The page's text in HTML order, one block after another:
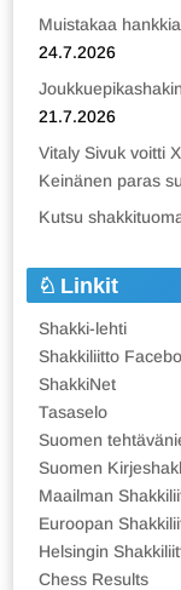
Muistakaa
24.7.2026
21.7.2026
Vitaly Sivuk voitti
Keinänen paras
Kutsu
Linkit
Shakki-lehti
Shakkiliitto
ShakkiNet
Tasaselo
Suomen
Suomen
Maailman
Euroopan
Helsingin
Chess Results